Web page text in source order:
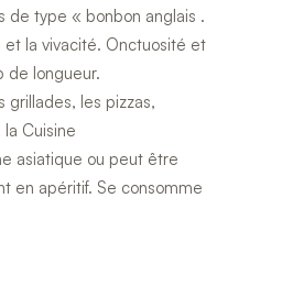
de type « bonbon anglais .
la vivacité. Onctuosité et
de longueur.
grillades, les pizzas,
Cuisine
asiatique ou peut être
en apéritif. Se consomme